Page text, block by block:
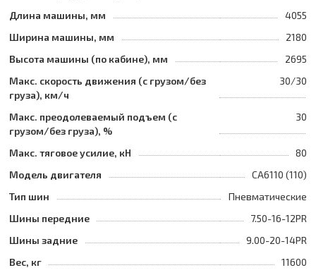
Длина машины, мм
4055
Ширина машины, мм
2180
Высота машины (по кабине), мм
2695
Макс. скорость движения (с грузом/без
груза), км/ч
30/30
Макс. преодолеваемый подъем (с
грузом/без груза), %
30
Макс. тяговое усилие, кН
80
Модель двигателя
CA6110 (110)
Тип шин
Пневматические
Шины передние
7.50-16-12PR
Шины задние
9.00-20-14PR
Вес, кг
11600